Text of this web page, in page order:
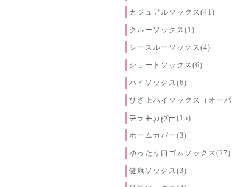
カジュアルソックス(41)
クルーソックス(1)
シースルーソックス(4)
ショートソックス(6)
ハイソックス(6)
ひざ上ハイソックス（オーバ
ーニー）(2)
フットカバー(15)
ホームカバー(3)
ゆったり口ゴムソックス(27)
健康ソックス(3)